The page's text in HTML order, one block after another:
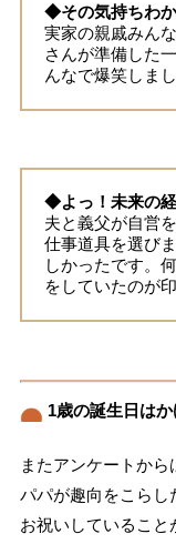
◆その気持ちわ
実家の親戚みん
さんが準備した
んなで爆笑しまし
◆よっ！未来の経
夫と義父が自営
仕事道具を選び
しかったです。
をしていたのが
1歳の誕生日は
またアンケートか
パパが趣向をこらし
お祝いしていること